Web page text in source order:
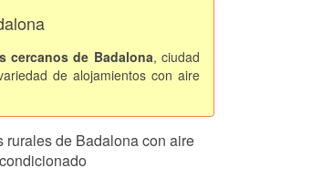
cercanos de Badalona, ciudad
de alojamientos con aire
rurales de Badalona con aire